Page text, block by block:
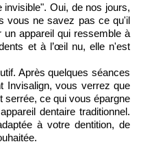
vous ne savez pas ce qu'il
appareil qui ressemble à
et à l’œil nu, elle n'est
Après quelques séances
Invisalign, vous verrez que
serrée, ce qui vous épargne
dentaire traditionnel.
à votre dentition, de